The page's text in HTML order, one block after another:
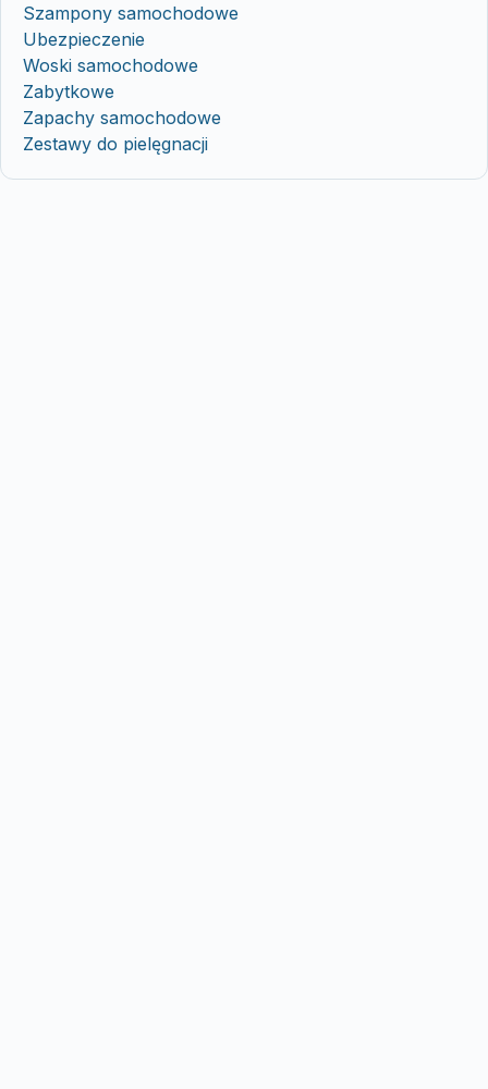
Szampony samochodowe
Ubezpieczenie
Woski samochodowe
Zabytkowe
Zapachy samochodowe
Zestawy do pielęgnacji